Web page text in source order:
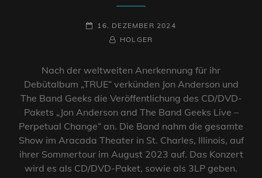
POSTED-
16. DEZEMBER 2024
BY
BYLINEHOLGER
Nach der weltweiten Anerkennung für ihr
Debütalbum „TRUE“ verkünden Jon Anderson und
The Band Geeks die Veröffentlichung des CD/DVD-
Pakets „Jon Anderson and The Band Geeks Live –
Perpetual Change“ an. Die Band nahm die gesamte
Show im Aracada Theater in St. Charles, Illinois, auf
ihrer Sommertour im August 2023 auf. Das Konzert
wird es als CD/DVD-Paket, sowie als 3LP geben.